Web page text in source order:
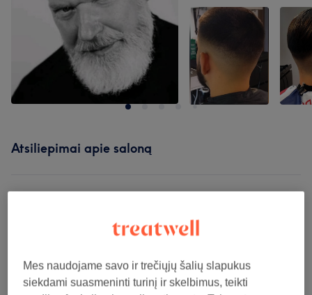
Atsiliepimai apie saloną
Švara
Mes naudojame savo ir trečiųjų šalių slapukus
siekdami suasmeninti turinį ir skelbimus, teikti